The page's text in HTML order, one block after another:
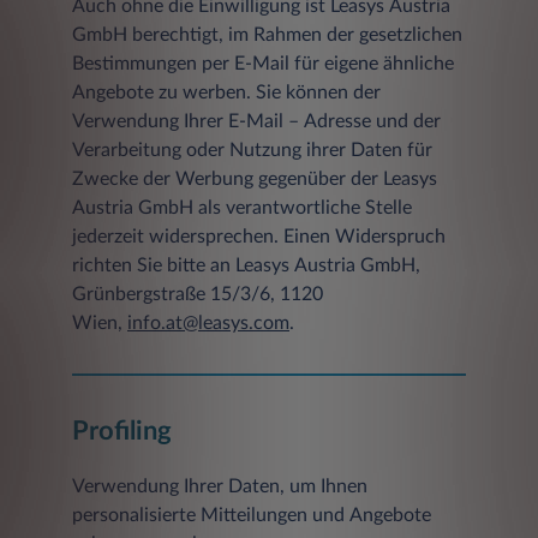
dem Zugriffsstatus (Datei übertragen,
Datei nicht gefunden etc.)
einer Beschreibung des Typs des
verwendeten Webbrowsers
Client IP-Adresse
Die gespeicherten Daten werden ausschließlich
zu statistischen Zwecken ausgewertet, eine
Weitergabe an Dritte, zu kommerziellen noch
zu nichtkommerziellen Zwecken, findet nicht
statt.
Möglichkeit zur Eingabe persönlicher oder
geschäftlicher Daten (z.B. E-Mail-Adressen,
Preisgabe dieser Daten seitens des Nutzers auf
ausdrücklich freiwilliger Basis. Für eine
Auch ohne die Einwilligung ist Leasys Austria
GmbH berechtigt, im Rahmen der gesetzlichen
Bestimmungen per E-Mail für eigene ähnliche
Angebote zu werben. Sie können der
Verwendung Ihrer E-Mail – Adresse und der
Verarbeitung oder Nutzung ihrer Daten für
Zwecke der Werbung gegenüber der Leasys
Austria GmbH als verantwortliche Stelle
jederzeit widersprechen. Einen Widerspruch
richten Sie bitte an Leasys Austria GmbH,
Grünbergstraße 15/3/6, 1120
Wien, info.at@leasys.com.
Profiling
Verwendung Ihrer Daten, um Ihnen
personalisierte Mitteilungen und Angebote